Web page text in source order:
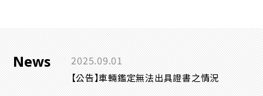
News 2025.09.01
【公告】車輛鑑定無法出具證書之情況